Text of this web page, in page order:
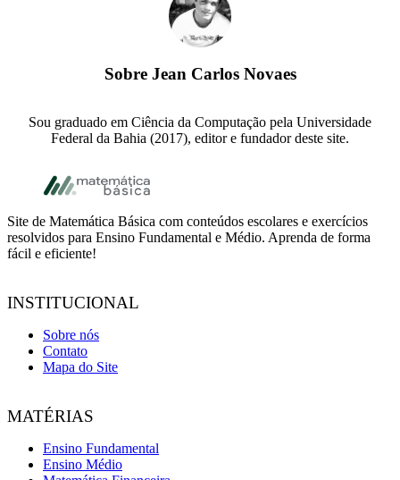
Sobre Jean Carlos Novaes
Sou graduado em Ciência da Computação pela Universidade
Federal da Bahia (2017), editor e fundador deste site.
Footer
Site de Matemática Básica com conteúdos escolares e exercícios
resolvidos para Ensino Fundamental e Médio. Aprenda de forma
fácil e eficiente!
INSTITUCIONAL
Sobre nós
Contato
Mapa do Site
MATÉRIAS
Ensino Fundamental
Ensino Médio